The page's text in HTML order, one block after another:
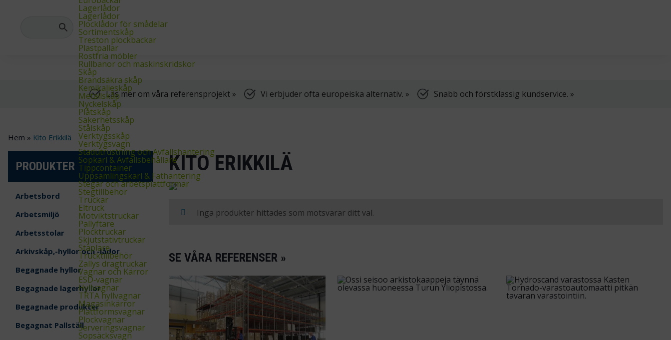
Lagerlådor
Lagerlådor
Plocklådor för smådelar
Sortimentskåp
Treston plockbackar
Plastpallar
Rostfria möbler
Rullbanor och maskinskridskor
Skåp
Brandsäkra skåp
Kemikalieskåp
Metallskåp
Nyckelskåp
Plåtskåp
Säkerhetsskåp
Stålskåp
Verktygsskåp
Verktygsvagn
Städutrustning och Avfallshantering
Sopkärl & Avfallsbehållare
Tippcontainer
Uppsamlingskärl & Fathantering
Stegar och arbetsplattformar
Stegtillbehör
Truckar
Eltruck
Motviktstruckar
Pallyftare
Plocktruckar
Skjutstativtruckar
Staplare
Trucktillbehör
Zallys dragtruckar
Vagnar och Kärror
ESD‑vagnar
Hyllvagnar
TRTA hyllvagnar
Magasinkärror
Plattformsvagnar
Plockvagnar
Serveringsvagnar
Sopsäcksvagn
Läs mer om våra referensprojekt » Vi erbjuder ofta europeiska alternativ. » Snabb och förstklassig kundservice. »
Hem » Kito Erikkilä
PRODUKTER
Arbetsbord
Arbetsmiljö
Arbetsstolar
Arkivskåp,-hyllor och -lådor
Begagnade hyllor
Begagnade lagerhyllor
Begagnade produkter
Begagnat Pallställ
KITO ERIKKILÄ
Inga produkter hittades som motsvarar ditt val.
SE VÅRA REFERENSER »